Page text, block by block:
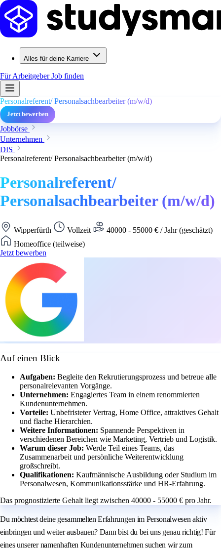
Alles für deine Karriere
Für ArbeitgeberJob finden
Personalreferent/ Personalsachbearbeiter (m/w/d)
Jetzt bewerben
Jobbörse
Unternehmen
DIS
Personalreferent/ Personalsachbearbeiter (m/w/d)
Personalreferent/
Personalsachbearbeiter (m/w/d)
Wipperfürth Vollzeit
40000 - 55000 € / Jahr (geschätzt)
Homeoffice (teilweise)
Jetzt bewerben
Auf einen Blick
Aufgaben: Begleite den Rekrutierungsprozess und betreue alle
personalrelevanten Vorgänge.
Unternehmen: Engagiertes Team in einem renommierten
Kundenunternehmen.
Vorteile: Unbefristeter Vertrag, Home Office, attraktives Gehalt
und flache Hierarchien.
Weitere Informationen: Spannende Perspektiven in
verschiedenen Bereichen wie Marketing, Vertrieb und Logistik.
Warum dieser Job: Werde Teil eines Teams, das
Zusammenarbeit und persönliche Weiterentwicklung
großschreibt.
Qualifikationen: Kaufmännische Ausbildung oder Studium im
Personalwesen, Kommunikationsstärke und HR-Erfahrung.
Das prognostizierte Gehalt liegt zwischen 40000 - 55000 € pro Jahr.
Du möchtest deine gesammelten Erfahrungen im Personalwesen aktiv
einbringen und weiter ausbauen? Dann bist du bei uns genau richtig! Für
eines unserer namenhaften Kundenunternehmen suchen wir zum